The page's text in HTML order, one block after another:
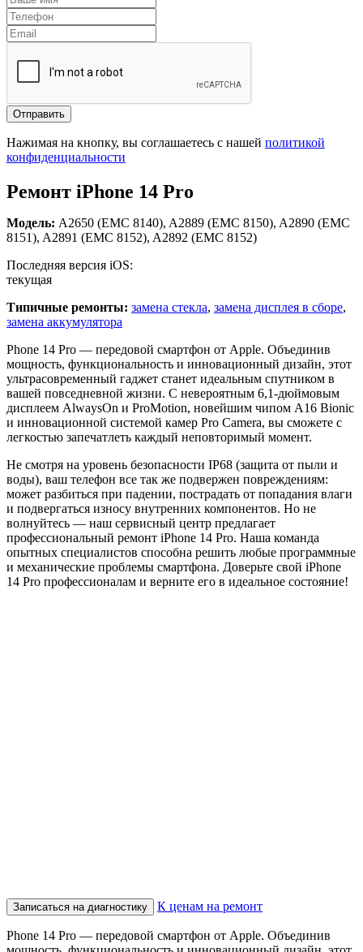
Отправить
Нажимая на кнопку, вы соглашаетесь с нашей политикой
конфиденциальности
Ремонт iPhone 14 Pro
Модель: A2650 (EMC 8140), A2889 (EMC 8150), A2890 (EMC
8151), A2891 (EMC 8152), A2892 (EMC 8152)
Последняя версия iOS:
текущая
Типичные ремонты: замена стекла, замена дисплея в сборе,
замена аккумулятора
Phone 14 Pro — передовой смартфон от Apple. Объединив
мощность, функциональность и инновационный дизайн, этот
ультрасовременный гаджет станет идеальным спутником в
вашей повседневной жизни. С невероятным 6,1-дюймовым
дисплеем AlwaysOn и ProMotion, новейшим чипом A16 Bionic
и инновационной системой камер Pro Camera, вы сможете с
легкостью запечатлеть каждый неповторимый момент.
Не смотря на уровень безопасности IP68 (защита от пыли и
воды), ваш телефон все так же подвержен повреждениям:
может разбиться при падении, пострадать от попадания влаги
и подвергаться износу внутренних компонентов. Но не
волнуйтесь — наш сервисный центр предлагает
профессиональный ремонт iPhone 14 Pro. Наша команда
опытных специалистов способна решить любые программные
и механические проблемы смартфона. Доверьте свой iPhone
14 Pro профессионалам и верните его в идеальное состояние!
Записаться на диагностику К ценам на ремонт
Phone 14 Pro — передовой смартфон от Apple. Объединив